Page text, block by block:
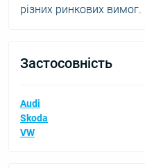
різних ринкових вимог.
Застосовність
Audi
Skoda
VW